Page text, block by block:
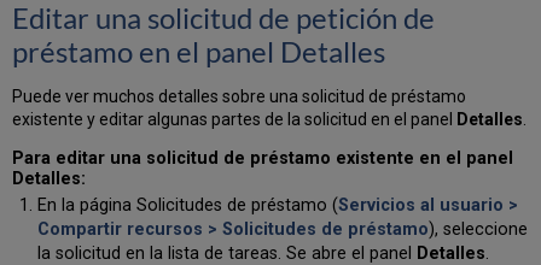
un
activo
Editar una solicitud de petición de
préstamo en el panel Detalles
Puede ver muchos detalles sobre una solicitud de préstamo
existente y editar algunas partes de la solicitud en el panel
Detalles
Para editar una solicitud de préstamo existente en el panel
Detalles:
En la página Solicitudes de préstamo (Servicios al usuario >
Compartir recursos > Solicitudes de préstamo), seleccione
la solicitud en la lista de tareas. Se abre el panel
Detalles.